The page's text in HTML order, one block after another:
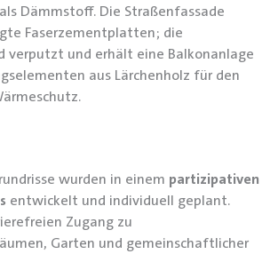
Dämmstoff. Die Straßenfassade
Faserzementplatten; die
verputzt und erhält eine Balkonanlage
aus Lärchenholz für den
wurden in einem partizipativen
entwickelt und individuell geplant.
Zugang zu
Garten und gemeinschaftlicher